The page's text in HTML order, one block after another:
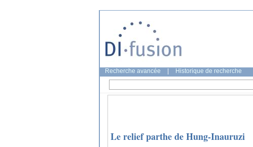
Recherche avancée Historique de recherche
Le relief parthe de Hung-Inauruzi